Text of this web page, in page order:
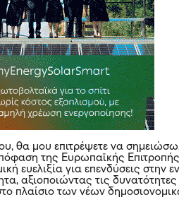
θα μου επιτρέψετε να σημειώσω,
της Ευρωπαϊκής Επιτροπής
ευελιξία για επενδύσεις στην
αξιοποιώντας τις
πλαίσιο των νέων